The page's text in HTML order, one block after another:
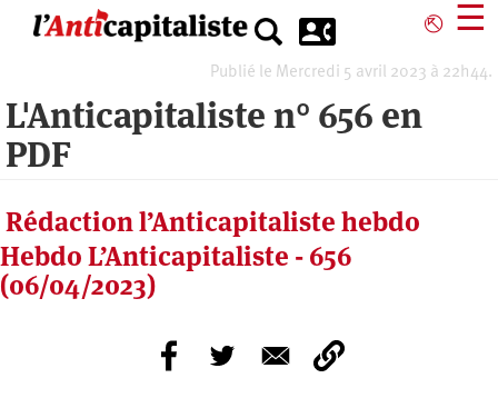
⎋ ☰
Publié le Mercredi 5 avril 2023 à 22h44.
L'Anticapitaliste n° 656 en
PDF
Rédaction l’Anticapitaliste hebdo
Hebdo L’Anticapitaliste - 656
(06/04/2023)